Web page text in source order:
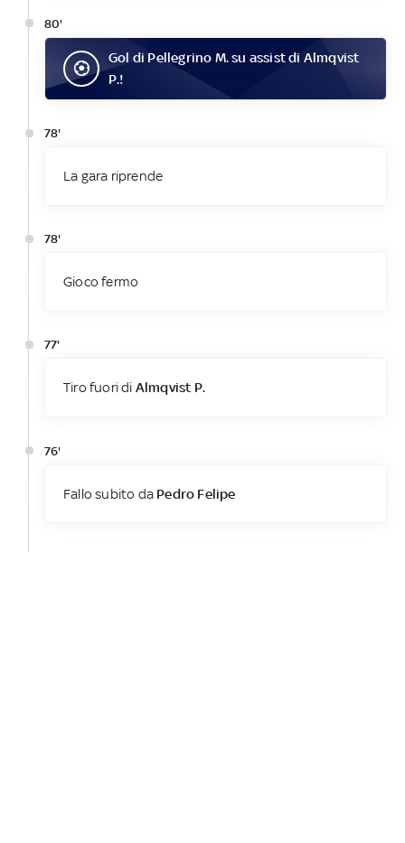
80'
Gol di Pellegrino M.su assist di Almqvist
P.!
78'
La gara riprende
78'
Gioco fermo
77'
Tiro fuori di Almqvist P.
76'
Fallo subito da Pedro Felipe